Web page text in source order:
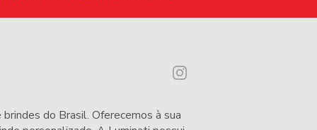
do Brasil. Oferecemos à sua